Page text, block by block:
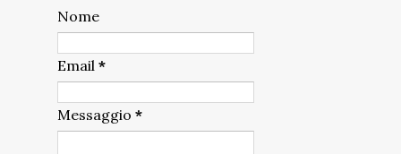
Nome
Email *
Messaggio *